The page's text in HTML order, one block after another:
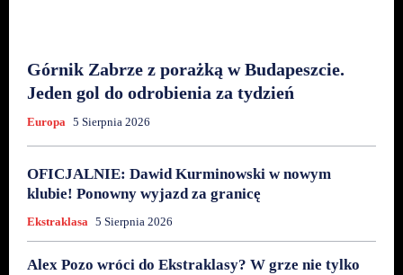
Górnik Zabrze z porażką w Budapeszcie.
Jeden gol do odrobienia za tydzień
Europa 5 Sierpnia 2026
OFICJALNIE: Dawid Kurminowski w nowym
klubie! Ponowny wyjazd za granicę
Ekstraklasa 5 Sierpnia 2026
Alex Pozo wróci do Ekstraklasy? W grze nie tylko